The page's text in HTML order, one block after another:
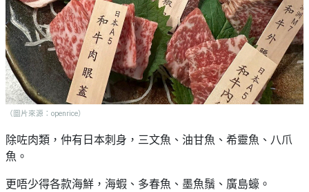
出
租
區
美
食
（圖片來源：openrice）
除咗肉類，仲有日本刺身，三文魚、油甘魚、希靈魚、八爪
魚。
更唔少得各款海鮮，海蝦、多春魚、墨魚鬚、廣島蠔。